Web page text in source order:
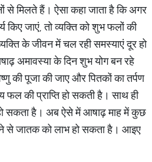
से मिलते हैं। ऐसा कहा जाता है कि अगर
किए जाएं, तो व्यक्ति को शुभ फलों की
के जीवन में चल रही समस्याएं दूर हो
अमावस्या के दिन शुभ योग बन रहे
की पूजा की जाए और पितकों का तर्पण
फल की प्राप्ति हो सकती है। साथ ही
हो सकता है। अब ऐसे में आषाढ़ माह में कुछ
से जातक को लाभ हो सकता है। आइए